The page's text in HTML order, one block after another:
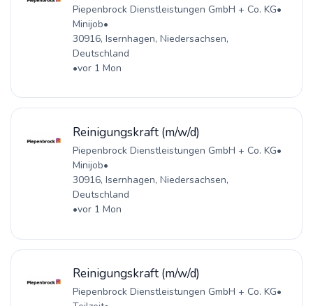
Piepenbrock Dienstleistungen GmbH + Co. KG•
Minijob•
30916, Isernhagen, Niedersachsen,
Deutschland
•vor 1 Mon
Reinigungskraft (m/w/d)
Piepenbrock Dienstleistungen GmbH + Co. KG•
Minijob•
30916, Isernhagen, Niedersachsen,
Deutschland
•vor 1 Mon
Reinigungskraft (m/w/d)
Piepenbrock Dienstleistungen GmbH + Co. KG•